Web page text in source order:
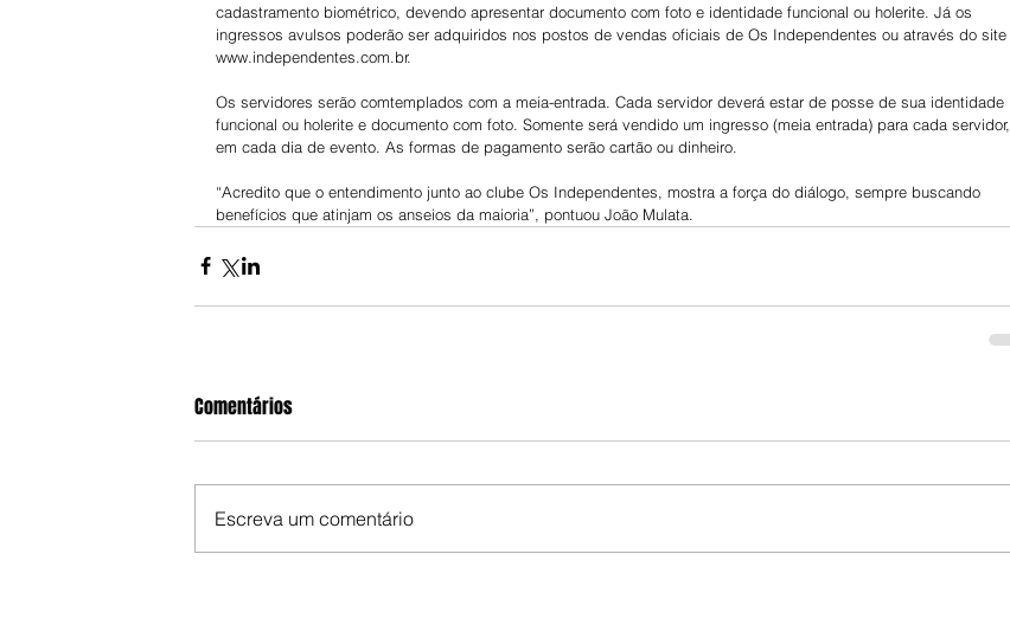
cadastramento biométrico, devendo apresentar documento com foto e identidade funcional ou holerite. Já os
ingressos avulsos poderão ser adquiridos nos postos de vendas oficiais de Os Independentes ou através do site
www.independentes.com.br.
Os servidores serão comtemplados com a meia-entrada. Cada servidor deverá estar de posse de sua identidade
funcional ou holerite e documento com foto. Somente será vendido um ingresso (meia entrada) para cada servidor,
em cada dia de evento. As formas de pagamento serão cartão ou dinheiro.
“Acredito que o entendimento junto ao clube Os Independentes, mostra a força do diálogo, sempre buscando
benefícios que atinjam os anseios da maioria”, pontuou João Mulata.
Comentários
Escreva um comentário